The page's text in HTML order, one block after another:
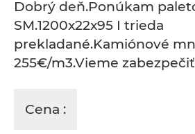
Dobrý deň.Ponúkam
SM.1200x22x95 I trieda
prekladané.Kamiónové
255€/m3.Vieme
Cena :